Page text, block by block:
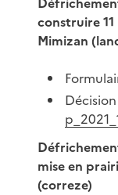
construire
Mimizan
mise en
(correze)